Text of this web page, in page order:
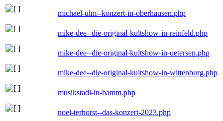
michael-ulm--konzert-in-oberhausen.php
mike-dee--die-original-kultshow-in-reinfeld.php
mike-dee--die-original-kultshow-in-uetersen.php
mike-dee--die-original-kultshow-in-wittenburg.php
musikstadl-in-hamm.php
noel-terhorst--das-konzert-2023.php